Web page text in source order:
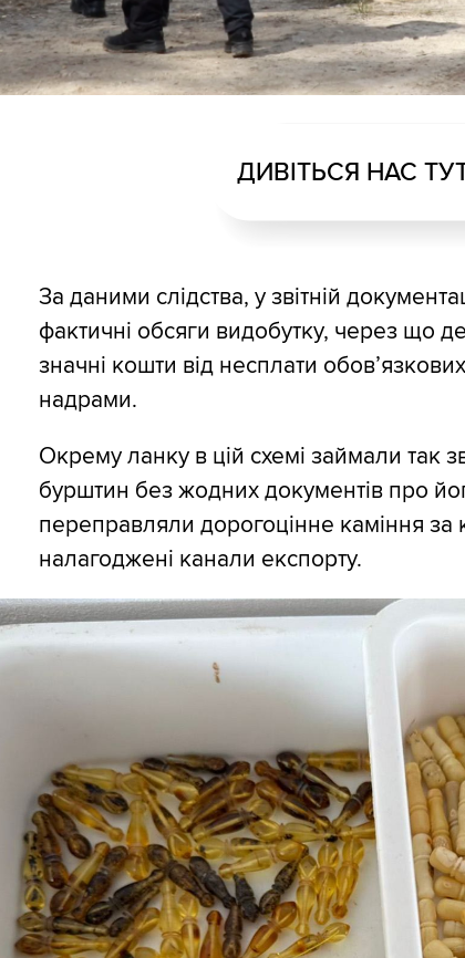
ДИВІТЬСЯ НАС
За даними слідства, у звітній
фактичні обсяги видобутку, через що
значні кошти від несплати
надрами.
Окрему ланку в цій схемі займали так
бурштин без жодних документів про
переправляли дорогоцінне каміння за
налагоджені канали експорту.